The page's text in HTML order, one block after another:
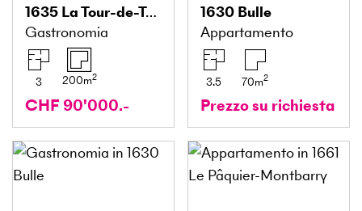
1635 La Tour-de-Trême
Gastronomia
3 200m2
CHF 90'000.-
1630 Bulle
Appartamento
3.5 70m2
Prezzo su richiesta